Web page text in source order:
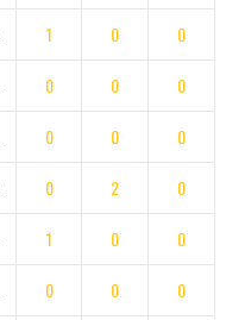
1 0 0
0 0 0
0 0 0
0 2 0
1 0 0
0 0 0